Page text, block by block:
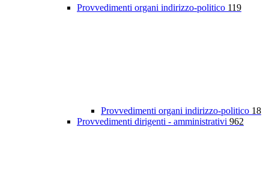
Provvedimenti organi indirizzo-politico 119
Provvedimenti organi indirizzo-politico 18
Provvedimenti dirigenti - amministrativi 962